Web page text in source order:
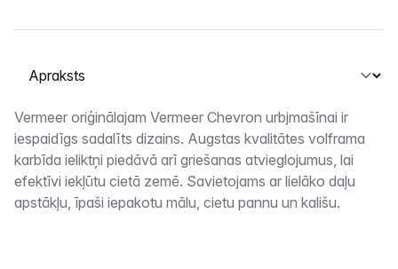
Atlasiet cilni
Apraksts
Vermeer oriģinālajam Vermeer Chevron urbjmašīnai ir
iespaidīgs sadalīts dizains. Augstas kvalitātes volframa
karbīda ieliktņi piedāvā arī griešanas atvieglojumus, lai
efektīvi iekļūtu cietā zemē. Savietojams ar lielāko daļu
apstākļu, īpaši iepakotu mālu, cietu pannu un kališu.